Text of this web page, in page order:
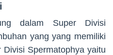
dalam Super Divisi
yang yang memiliki
Spermatophya yaitu